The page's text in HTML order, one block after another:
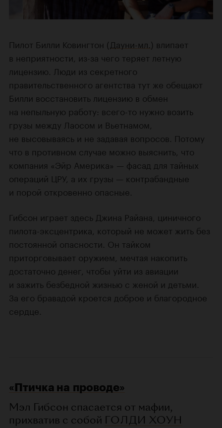
Пилот Билли Ковингтон (Дауни-мл. ) влипает
в неприятности, из-за чего теряет летную
лицензию. Люди из секретного
правительственного агентства тут же обещают
Билли восстановить лицензию в обмен
на непыльную работу: всего-то нужно возить
грузы между Лаосом и Вьетнамом,
не высовываясь и не задавая вопросов. Потому
что в противном случае можно выяснить, что
компания «Эйр Америка» — фасад для тайных
операций ЦРУ, а их грузы — контрабандные
и порой откровенно опасные.
Гибсон играет здесь Джина Райана, циничного
пилота-эксцентрика, который не может жить без
постоянной опасности. Он тайком
приторговывает оружием, мечтая накопить
достаточно денег, чтобы уйти из авиации
и зажить безбедной жизнью с женой и детьми.
За его бравадой кроется доброе и благородное
сердце.
«Птичка на проводе»
Мэл Гибсон спасается от мафии,
прихватив с собой ГОЛДИ ХОУН